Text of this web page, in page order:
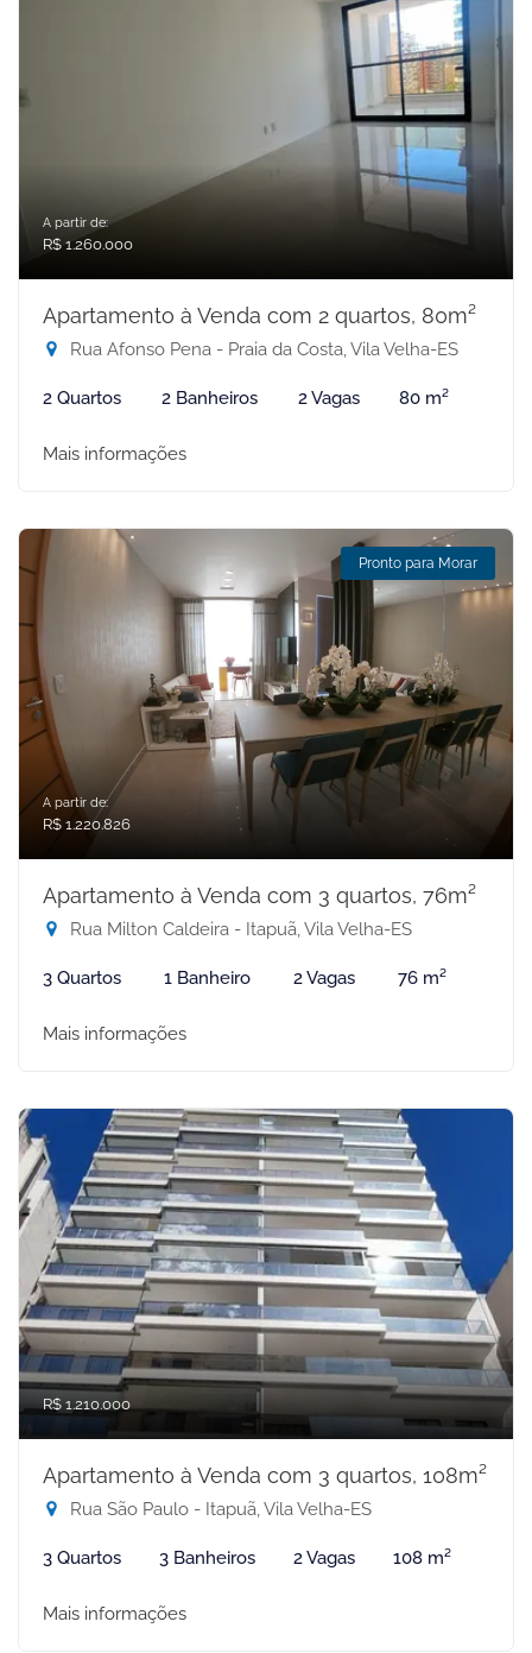
A partir de:
R$ 1.260.000
Apartamento à Venda com 2 quartos, 80m²
Rua Afonso Pena - Praia da Costa, Vila Velha-ES
2 Quartos 2 Banheiros 2 Vagas 80 m²
Mais informações
Pronto para Morar
A partir de:
R$ 1.220.826
Apartamento à Venda com 3 quartos, 76m²
Rua Milton Caldeira - Itapuã, Vila Velha-ES
3 Quartos 1 Banheiro 2 Vagas 76 m²
Mais informações
R$ 1.210.000
Apartamento à Venda com 3 quartos, 108m²
Rua São Paulo - Itapuã, Vila Velha-ES
3 Quartos 3 Banheiros 2 Vagas 108 m²
Mais informações